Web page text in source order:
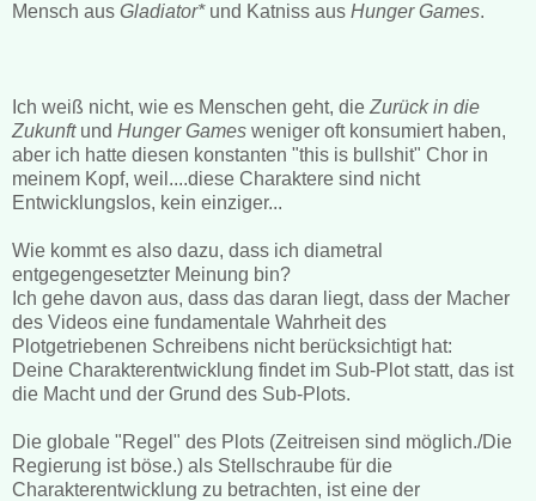
Mensch aus Gladiator* und Katniss aus Hunger Games.
Ich weiß nicht, wie es Menschen geht, die Zurück in die
Zukunftund Hunger Games weniger oft konsumiert haben,
aber ich hatte diesen konstanten "this is bullshit" Chor in
meinem Kopf, weil....diese Charaktere sind nicht
Entwicklungslos, kein einziger...
Wie kommt es also dazu, dass ich diametral
entgegengesetzter Meinung bin?
Ich gehe davon aus, dass das daran liegt, dass der Macher
des Videos eine fundamentale Wahrheit des
Plotgetriebenen Schreibens nicht berücksichtigt hat:
Deine Charakterentwicklung findet im Sub-Plot statt, das ist
die Macht und der Grund des Sub-Plots.
Die globale "Regel" des Plots (Zeitreisen sind möglich./Die
Regierung ist böse.) als Stellschraube für die
Charakterentwicklung zu betrachten, ist eine der